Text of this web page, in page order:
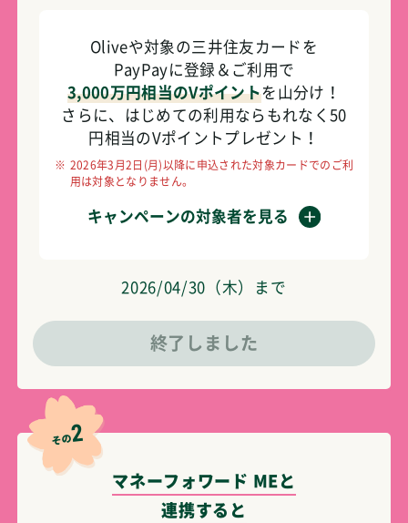
Oliveや対象の三井住友カードを
PayPayに登録＆ご利用で
3,000万円相当のVポイントを山分け！
さらに、はじめての利用ならもれなく50
円相当のVポイントプレゼント！
※ 2026年3月2日(月)以降に申込された対象カードでのご利
用は対象となりません。
キャンペーンの対象者を見る
2026/04/30（木）まで
終了しました
その2
マネーフォワード MEと
連携すると